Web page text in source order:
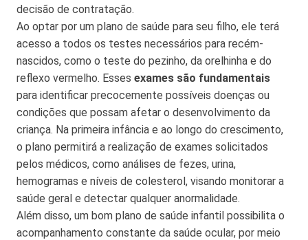
decisão de contratação.
Ao optar por um plano de saúde para seu filho, ele terá
acesso a todos os testes necessários para recém-
nascidos, como o teste do pezinho, da orelhinha e do
reflexo vermelho. Esses exames são fundamentais
para identificar precocemente possíveis doenças ou
condições que possam afetar o desenvolvimento da
criança. Na primeira infância e ao longo do crescimento,
o plano permitirá a realização de exames solicitados
pelos médicos, como análises de fezes, urina,
hemogramas e níveis de colesterol, visando monitorar a
saúde geral e detectar qualquer anormalidade.
Além disso, um bom plano de saúde infantil possibilita o
acompanhamento constante da saúde ocular, por meio